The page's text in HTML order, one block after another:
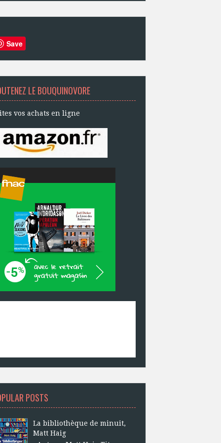
Save
LE BOUQUINOVORE
vos achats en ligne
POSTS
La bibliothèque de minuit,
Matt Haig